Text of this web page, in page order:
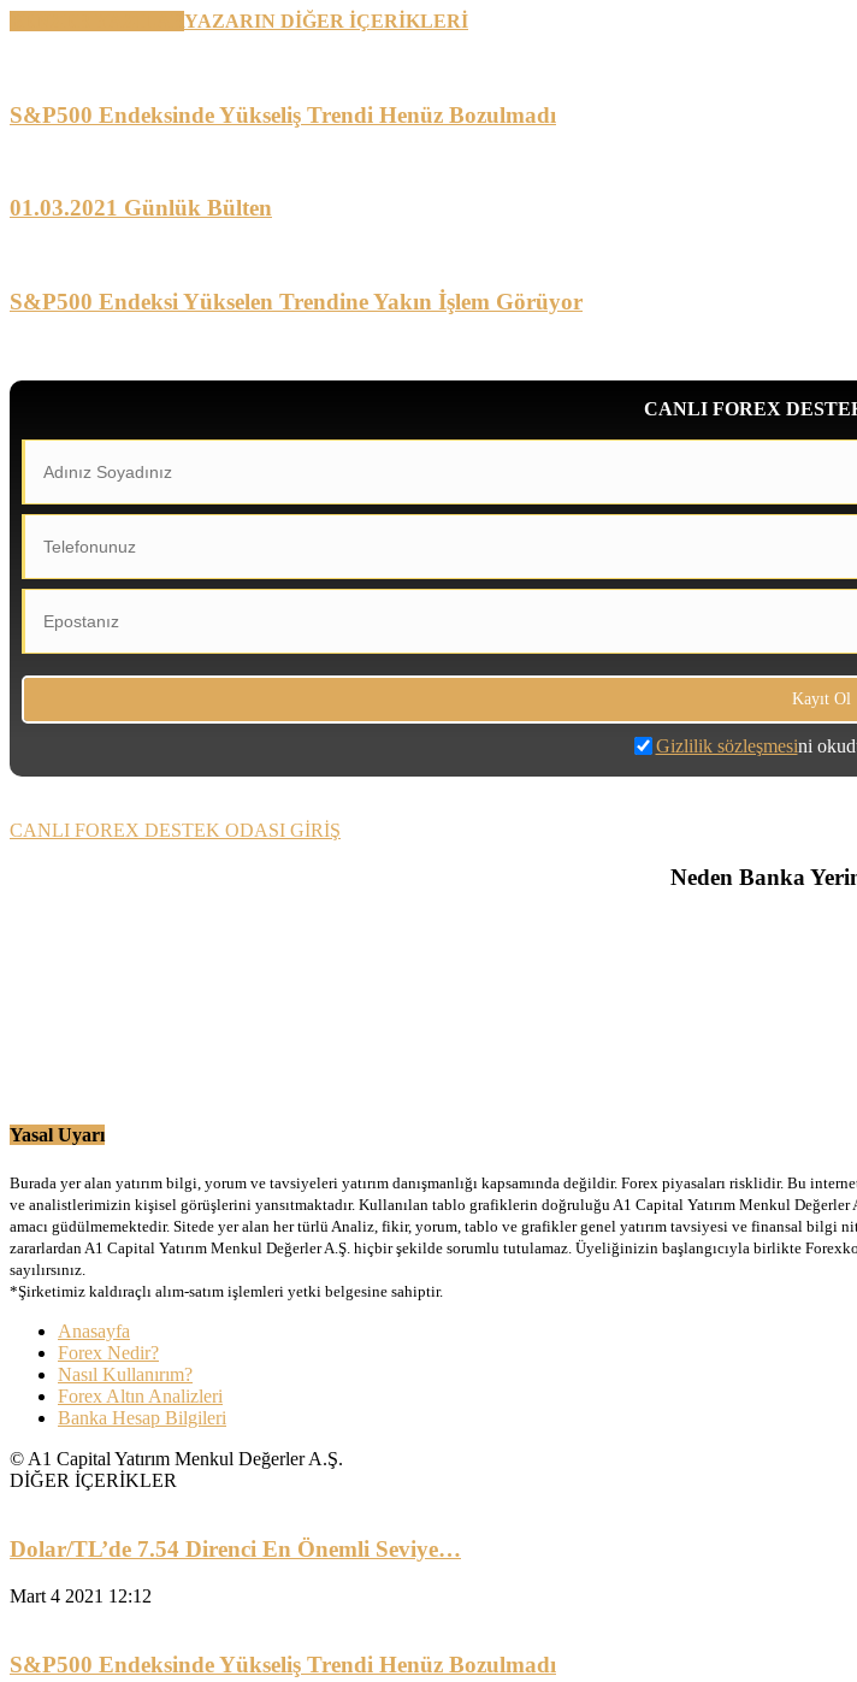
YAZARIN DİĞER İÇERİKLERİ
S&P500 Endeksinde Yükseliş Trendi Henüz Bozulmadı
01.03.2021 Günlük Bülten
S&P500 Endeksi Yükselen Trendine Yakın İşlem Görüyor
CANLI FOREX
Gizlilik sözleşmesini
CANLI FOREX DESTEK ODASI GİRİŞ
Neden Banka
Yasal Uyarı
Burada yer alan yatırım bilgi, yorum ve tavsiyeleri yatırım danışmanlığı kapsamında değildir. Forex piyasaları risklidir. Bu
ve analistlerimizin kişisel görüşlerini yansıtmaktadır. Kullanılan tablo grafiklerin doğruluğu A1 Capital Yatırım Menkul
amacı güdülmemektedir. Sitede yer alan her türlü Analiz, fikir, yorum, tablo ve grafikler genel yatırım tavsiyesi ve finansal
zararlardan A1 Capital Yatırım Menkul Değerler A.Ş. hiçbir şekilde sorumlu tutulamaz. Üyeliğinizin başlangıcıyla birlikte
sayılırsınız.
*Şirketimiz kaldıraçlı alım-satım işlemleri yetki belgesine sahiptir.
Anasayfa
Forex Nedir?
Nasıl Kullanırım?
Forex Altın Analizleri
Banka Hesap Bilgileri
© A1 Capital Yatırım Menkul Değerler A.Ş.
DİĞER İÇERİKLER
Dolar/TL’de 7.54 Direnci En Önemli Seviye…
Mart 4 2021 12:12
S&P500 Endeksinde Yükseliş Trendi Henüz Bozulmadı